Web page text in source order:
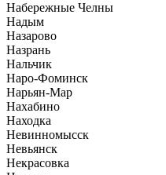
Набережные Челны
Надым
Назарово
Назрань
Нальчик
Наро-Фоминск
Нарьян-Мар
Нахабино
Находка
Невинномысск
Невьянск
Некрасовка